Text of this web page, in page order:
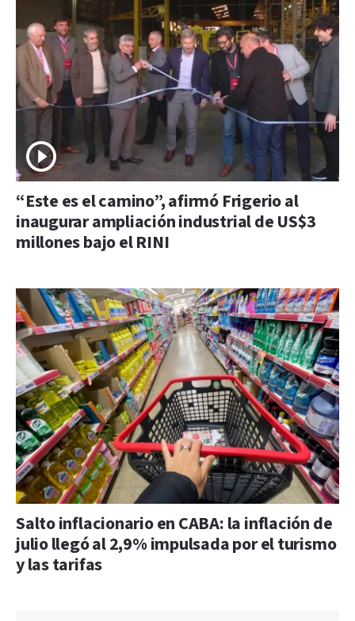
“Este es el camino”, afirmó Frigerio al
inaugurar ampliación industrial de US$3
millones bajo el RINI
Salto inflacionario en CABA: la inflación de
julio llegó al 2,9% impulsada por el turismo
y las tarifas